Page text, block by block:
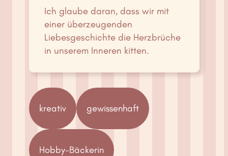
Ich glaube daran, dass wir mit
einer überzeugenden
Liebesgeschichte die Herzbrüche
in unserem Inneren kitten.
kreativ gewissenhaft
Hobby-Bäckerin